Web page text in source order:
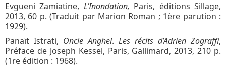
Evgueni Zamiatine, L’Inondation, Paris, éditions Sillage,
2013, 60 p. (Traduit par Marion Roman ; 1ère parution :
1929).
Panaït Istrati, Oncle Anghel. Les récits d’Adrien Zograffi,
Préface de Joseph Kessel, Paris, Gallimard, 2013, 210 p.
(1re édition : 1968).